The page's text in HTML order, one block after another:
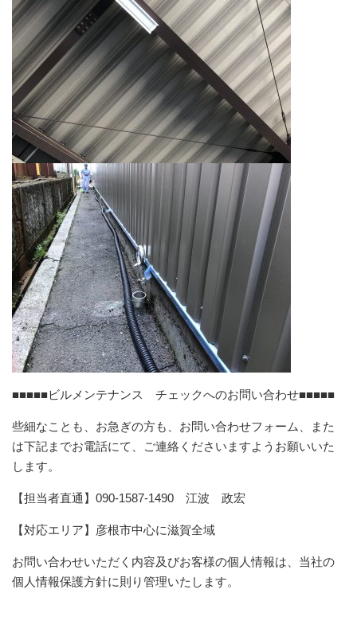
■■■■■ビルメンテナンス チェックへのお問い合わせ■■■■■
些細なことも、お急ぎの方も、お問い合わせフォーム、また
は下記までお電話にて、ご連絡くださいますようお願いいた
します。
【担当者直通】090-1587-1490 江波 政宏
【対応エリア】彦根市中心に滋賀全域
お問い合わせいただく内容及びお客様の個人情報は、当社の
個人情報保護方針に則り管理いたします。